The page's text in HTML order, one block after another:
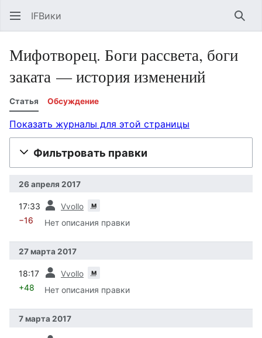
IFВики
Мифотворец. Боги рассвета, боги
заката — история изменений
Статья Обсуждение
Показать журналы для этой страницы
Фильтровать правки
26 апреля 2017
17:33 Vvollo м
−16 Нет описания правки
27 марта 2017
18:17 Vvollo м
+48 Нет описания правки
7 марта 2017